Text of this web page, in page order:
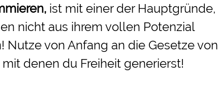
ist mit einer der Hauptgründe,
nicht aus ihrem vollen Potenzial
Nutze von Anfang an die Gesetze von
denen du Freiheit generierst!